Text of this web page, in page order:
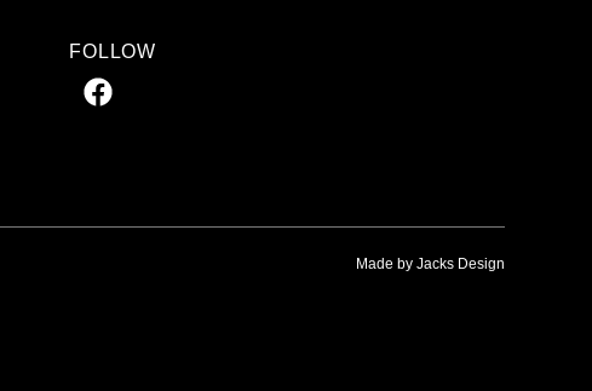
FOLLOW
Made by Jacks Design